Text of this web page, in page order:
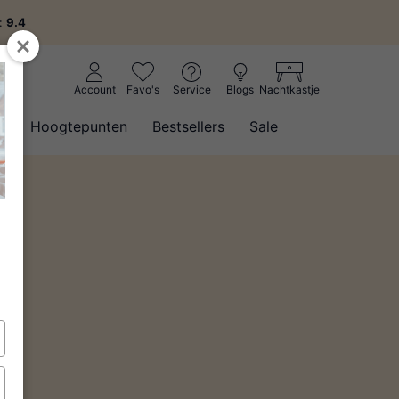
9.4
Account Favo's Service Blogs Nachtkastje
Hoogtepunten Bestsellers Sale